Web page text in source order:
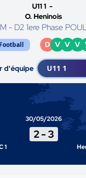
U11 1 -
O. Heninois
M - D2 1ere Phase
Football D V V V
d'équipe
1
30/05/2026
2-3